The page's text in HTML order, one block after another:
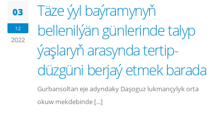
03
12
2022
Täze ýyl baýramynyň
bellenilýän günlerinde talyp
ýaşlaryň arasynda tertip-
düzgüni berjaý etmek barada
Gurbansoltan eje adyndaky Daşoguz lukmançylyk orta
okuw mekdebinde [...]